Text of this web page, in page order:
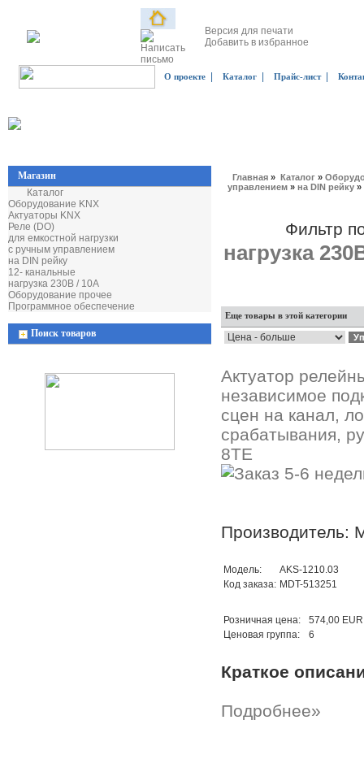
Версия для печати
Добавить в избранное
О проекте Каталог Прайс-лист|
Магазин
Каталог
Оборудование KNX
Актуаторы KNX
Реле (DO)
для емкостной нагрузки
с ручным управлением
на DIN рейку
12- канальные
нагрузка 230В / 10А
Оборудование прочее
Программное обеспечение
Поиск товаров
Главная » Каталог »
управлением » на DIN рейку »
Фильтр
нагрузка
Еще товары в этой категории
Актуатор
независимое
сцен на канал,
срабатывания,
8TE
Производитель:
Модель:
AKS-1210.03
Код заказа: MDT-513251
Розничная цена:
574,00 EUR
Ценовая группа:
6
Краткое
Подробнее»